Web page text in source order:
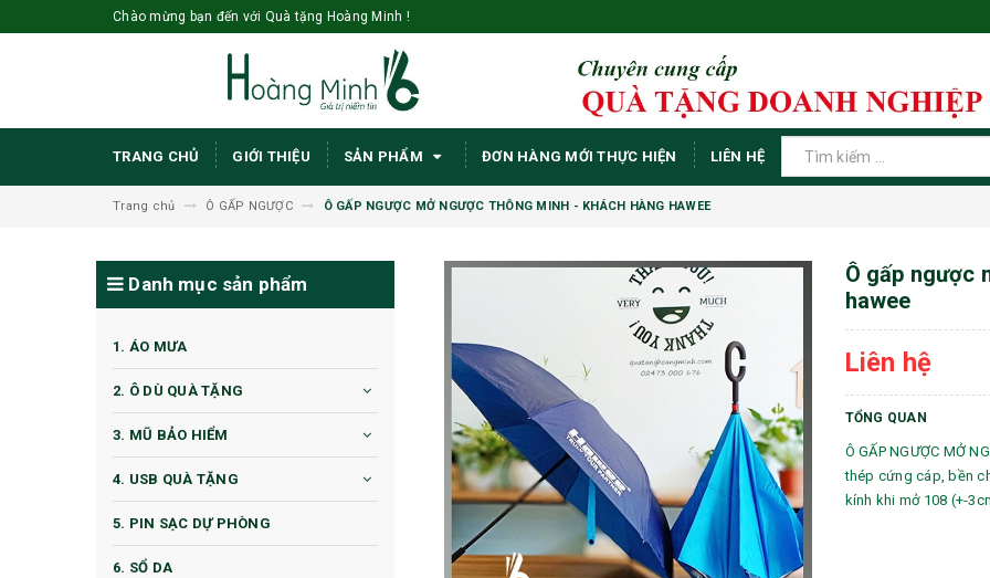
Chào mừng bạn đến với Quà tặng Hoàng Minh !
TRANG CHỦ GIỚI THIỆU SẢN PHẨM ĐƠN HÀNG MỚI THỰC HIỆN LIÊN HỆ
Trang chủ Ô GẤP NGƯỢC Ô GẤP NGƯỢC MỞ NGƯỢC THÔNG MINH - KHÁCH HÀNG HAWEE
Ô gấp ngược
hawee
Liên hệ
TỔNG QUAN
Ô GẤP NGƯỢC MỞ
thép cứng cáp, bền
kính khi mở 108 (+-
Danh mục sản phẩm
1. ÁO MƯA
2. Ô DÙ QUÀ TẶNG
3. MŨ BẢO HIỂM
4. USB QUÀ TẶNG
5. PIN SẠC DỰ PHÒNG
6. SỔ DA